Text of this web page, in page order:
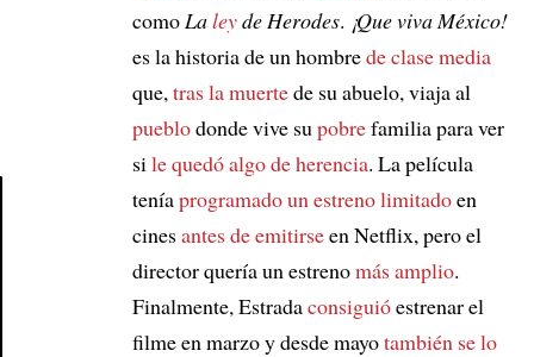
como Laleyde Herodes. ¡Que viva México!
es la historia de un hombrede clase media
que, tras la muertede su abuelo, viaja al
pueblodonde vive su pobrefamilia para ver
si le quedó algo de herencia. La película
teníaprogramadoun estreno limitadoen
cinesantes de emitirseen Netflix, pero el
director quería un estrenomás amplio.
Finalmente, Estradaconsiguióestrenar el
filme en marzo y desde mayotambién se lo